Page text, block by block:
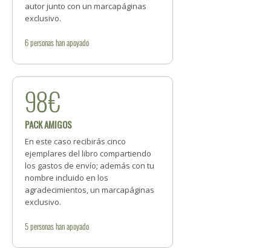
autor junto con un marcapáginas
exclusivo.
6personashan apoyado
98€
PACK AMIGOS
En este caso recibirás cinco
ejemplares del libro compartiendo
los gastos de envío; además con tu
nombre incluido en los
agradecimientos, un marcapáginas
exclusivo.
5personashan apoyado